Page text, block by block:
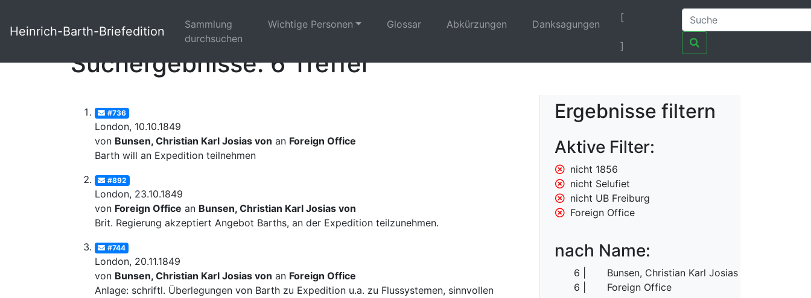
Heinrich-Barth-Briefedition
Sammlung
durchsuchen
Wichtige Personen Glossar Abkürzungen Danksagungen
[
]
Suchergebnisse: 6 Treffer
#736
London, 10.10.1849
von Bunsen, Christian Karl Josias von an Foreign Office
Barth will an Expedition teilnehmen
#892
London, 23.10.1849
von Foreign Office an Bunsen, Christian Karl Josias von
Brit. Regierung akzeptiert Angebot Barths, an der Expedition teilzunehmen.
#744
London, 20.11.1849
von Bunsen, Christian Karl Josias von an Foreign Office
Anlage: schriftl. Überlegungen von Barth zu Expedition u.a. zu Flussystemen, sinnvollen
Ergebnisse filtern
Aktive Filter:
nicht 1856
nicht Selufiet
nicht UB Freiburg
Foreign Office
nach Name:
6
Bunsen, Christian Karl Josias von
6
Foreign Office